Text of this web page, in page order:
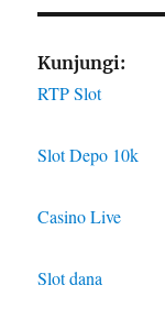
Kunjungi:
RTP Slot
Slot Depo 10k
Casino Live
Slot dana